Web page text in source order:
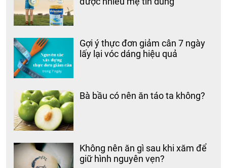
Gợi ý thực đơn giảm cân 7 ngày
lấy lại vóc dáng hiệu quả
Bà bầu có nên ăn táo ta không?
Không nên ăn gì sau khi xăm để
giữ hình nguyên vẹn?